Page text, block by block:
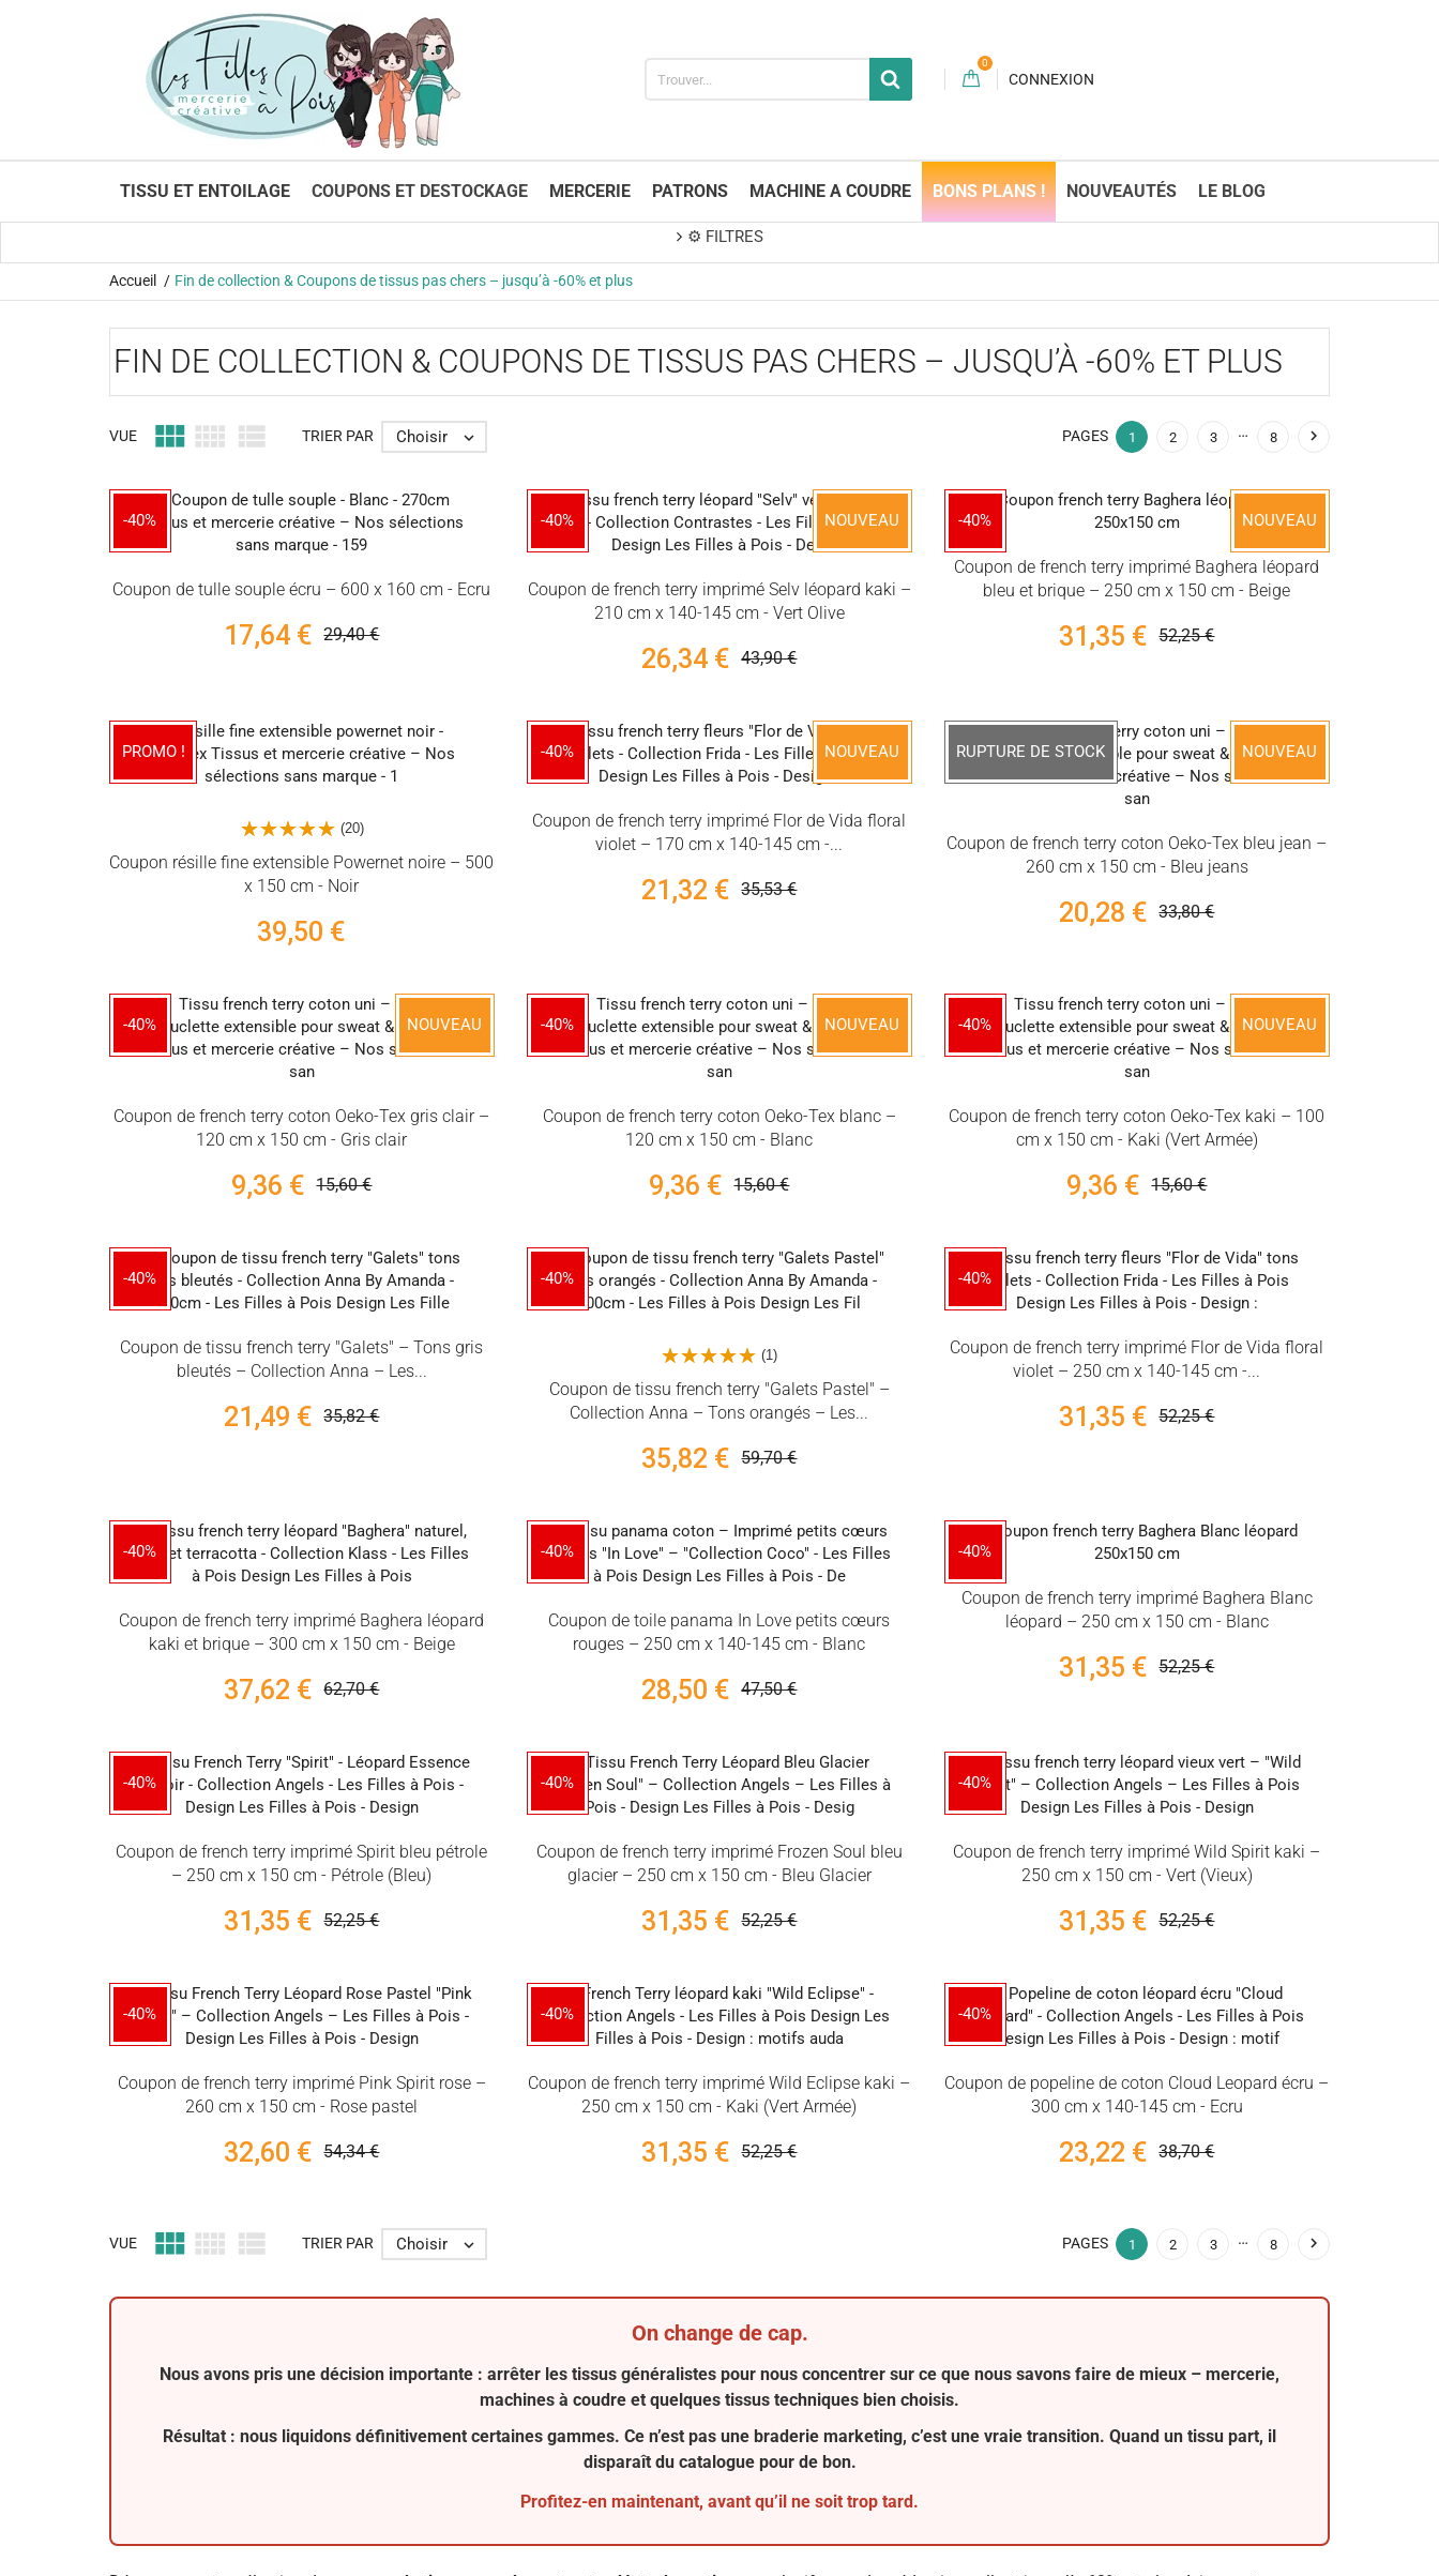
0
CONNEXION
TISSU ET ENTOILAGE COUPONS ET DESTOCKAGE MERCERIE PATRONS MACHINE A COUDRE BONS PLANS ! NOUVEAUTÉS LE BLOG
⚙️ FILTRES
Accueil Fin de collection & Coupons de tissus pas chers – jusqu’à -60% et plus
FIN DE COLLECTION & COUPONS DE TISSUS PAS CHERS – JUSQU’À -60% ET PLUS
VUE    TRIER PAR Choisir  PAGES 1 2 3 … 8 
-40%
Coupon de tulle souple écru – 600 x 160 cm - Ecru
17,64 € 29,40 €
-40% NOUVEAU
Coupon de french terry imprimé Selv léopard kaki –
210 cm x 140-145 cm - Vert Olive
26,34 € 43,90 €
-40% NOUVEAU
Coupon de french terry imprimé Baghera léopard
bleu et brique – 250 cm x 150 cm - Beige
31,35 € 52,25 €
PROMO !
(20)
Coupon résille fine extensible Powernet noire – 500
x 150 cm - Noir
39,50 €
-40% NOUVEAU
Coupon de french terry imprimé Flor de Vida floral
violet – 170 cm x 140-145 cm -...
21,32 € 35,53 €
-40% NOUVEAU
RUPTURE DE STOCK
Coupon de french terry coton Oeko-Tex bleu jean –
260 cm x 150 cm - Bleu jeans
20,28 € 33,80 €
-40% NOUVEAU
Coupon de french terry coton Oeko-Tex gris clair –
120 cm x 150 cm - Gris clair
9,36 € 15,60 €
-40% NOUVEAU
Coupon de french terry coton Oeko-Tex blanc –
120 cm x 150 cm - Blanc
9,36 € 15,60 €
-40% NOUVEAU
Coupon de french terry coton Oeko-Tex kaki – 100
cm x 150 cm - Kaki (Vert Armée)
9,36 € 15,60 €
-40%
Coupon de tissu french terry "Galets" – Tons gris
bleutés – Collection Anna – Les...
21,49 € 35,82 €
-40%
(1)
Coupon de tissu french terry "Galets Pastel" –
Collection Anna – Tons orangés – Les...
35,82 € 59,70 €
-40%
Coupon de french terry imprimé Flor de Vida floral
violet – 250 cm x 140-145 cm -...
31,35 € 52,25 €
-40%
Coupon de french terry imprimé Baghera léopard
kaki et brique – 300 cm x 150 cm - Beige
37,62 € 62,70 €
-40%
Coupon de toile panama In Love petits cœurs
rouges – 250 cm x 140-145 cm - Blanc
28,50 € 47,50 €
-40%
Coupon de french terry imprimé Baghera Blanc
léopard – 250 cm x 150 cm - Blanc
31,35 € 52,25 €
-40%
Coupon de french terry imprimé Spirit bleu pétrole
– 250 cm x 150 cm - Pétrole (Bleu)
31,35 € 52,25 €
-40%
Coupon de french terry imprimé Frozen Soul bleu
glacier – 250 cm x 150 cm - Bleu Glacier
31,35 € 52,25 €
-40%
Coupon de french terry imprimé Wild Spirit kaki –
250 cm x 150 cm - Vert (Vieux)
31,35 € 52,25 €
-40%
Coupon de french terry imprimé Pink Spirit rose –
260 cm x 150 cm - Rose pastel
32,60 € 54,34 €
-40%
Coupon de french terry imprimé Wild Eclipse kaki –
250 cm x 150 cm - Kaki (Vert Armée)
31,35 € 52,25 €
-40%
Coupon de popeline de coton Cloud Leopard écru –
300 cm x 140-145 cm - Ecru
23,22 € 38,70 €
VUE    TRIER PAR Choisir  PAGES 1 2 3 … 8 
On change de cap.
Nous avons pris une décision importante : arrêter les tissus généralistes pour nous concentrer sur ce que nous savons faire de mieux – mercerie,
machines à coudre et quelques tissus techniques bien choisis.
Résultat : nous liquidons définitivement certaines gammes. Ce n’est pas une braderie marketing, c’est une vraie transition. Quand un tissu part, il
disparaît du catalogue pour de bon.
Profitez-en maintenant, avant qu’il ne soit trop tard.